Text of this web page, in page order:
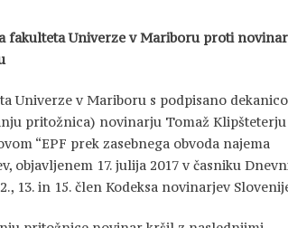
fakulteta Univerze v Mariboru proti
Univerze v Mariboru s podpisano
pritožnica) novinarju Tomaž Klipšteterju
“EPF prek zasebnega obvoda najema
objavljenem 17. julija 2017 v časniku
13. in 15. člen Kodeksa novinarjev